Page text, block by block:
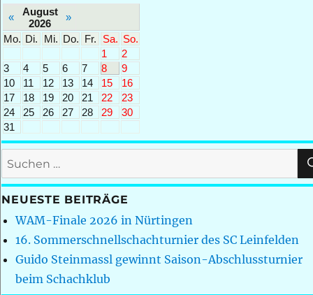
«
August
2026
»
Mo. Di. Mi. Do. Fr. Sa. So.
1
2
3
4 5 6 7 8
9
10
11 12 13 14 15
16
17
18 19 20 21 22
23
24
25 26 27 28 29
30
31
Suchen
nach:
NEUESTE BEITRÄGE
WAM-Finale 2026 in Nürtingen
16. Sommerschnellschachturnier des SC Leinfelden
Guido Steinmassl gewinnt Saison-Abschlussturnier
beim Schachklub